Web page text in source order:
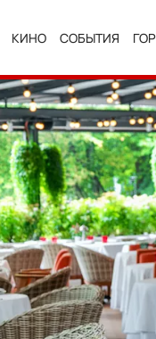
КИНО СОБЫТИЯ